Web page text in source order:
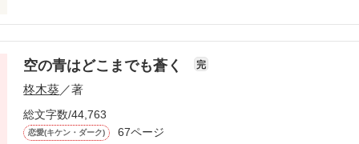
のは・・・・・
　完結
新中♡
山野将樹２５歳
空の青はどこまでも蒼く 完
柊木葵／著
総文字数/44,763
恋愛(キケン・ダーク) 67ページ